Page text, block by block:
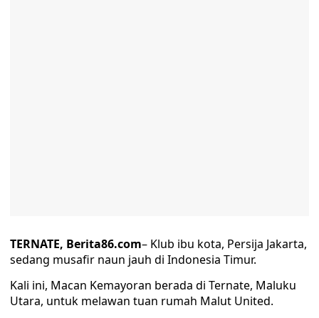
TERNATE, Berita86.com– Klub ibu kota, Persija Jakarta,
sedang musafir naun jauh di Indonesia Timur.
Kali ini, Macan Kemayoran berada di Ternate, Maluku
Utara, untuk melawan tuan rumah Malut United.